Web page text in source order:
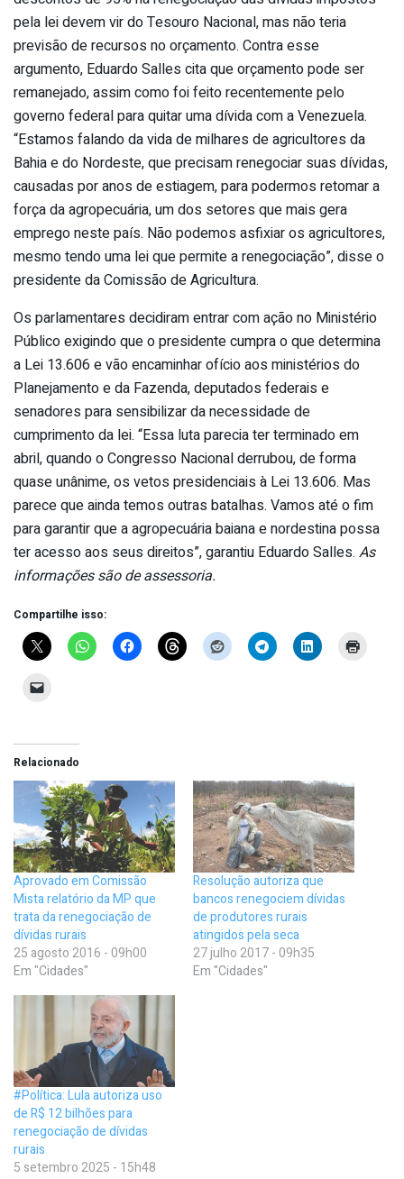
pela lei devem vir do Tesouro Nacional, mas não teria
previsão de recursos no orçamento. Contra esse
argumento, Eduardo Salles cita que orçamento pode ser
remanejado, assim como foi feito recentemente pelo
governo federal para quitar uma dívida com a Venezuela.
“Estamos falando da vida de milhares de agricultores da
Bahia e do Nordeste, que precisam renegociar suas dívidas,
causadas por anos de estiagem, para podermos retomar a
força da agropecuária, um dos setores que mais gera
emprego neste país. Não podemos asfixiar os agricultores,
mesmo tendo uma lei que permite a renegociação”, disse o
presidente da Comissão de Agricultura.
Os parlamentares decidiram entrar com ação no Ministério
Público exigindo que o presidente cumpra o que determina
a Lei 13.606 e vão encaminhar ofício aos ministérios do
Planejamento e da Fazenda, deputados federais e
senadores para sensibilizar da necessidade de
cumprimento da lei. “Essa luta parecia ter terminado em
abril, quando o Congresso Nacional derrubou, de forma
quase unânime, os vetos presidenciais à Lei 13.606. Mas
parece que ainda temos outras batalhas. Vamos até o fim
para garantir que a agropecuária baiana e nordestina possa
ter acesso aos seus direitos”, garantiu Eduardo Salles. As
informações são de assessoria.
Compartilhe isso:
Relacionado
Aprovado em Comissão
Mista relatório da MP que
trata da renegociação de
dívidas rurais
25 agosto 2016 - 09h00
Em "Cidades"
Resolução autoriza que
bancos renegociem dívidas
de produtores rurais
atingidos pela seca
27 julho 2017 - 09h35
Em "Cidades"
#Política: Lula autoriza uso
de R$ 12 bilhões para
renegociação de dívidas
rurais
5 setembro 2025 - 15h48